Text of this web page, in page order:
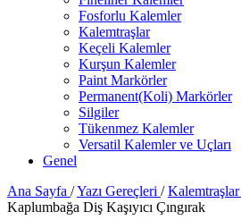
Fosforlu Kalemler
Kalemtraşlar
Keçeli Kalemler
Kurşun Kalemler
Paint Markörler
Permanent(Koli) Markörler
Silgiler
Tükenmez Kalemler
Versatil Kalemler ve Uçları
Genel
Ana Sayfa /Yazı Gereçleri / Kalemtraşlar
Kaplumbağa Diş Kaşıyıcı Çıngırak